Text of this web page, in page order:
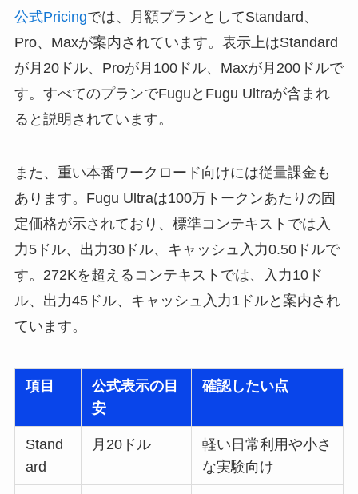
公式Pricingでは、月額プランとしてStandard、
Pro、Maxが案内されています。表示上はStandard
が月20ドル、Proが月100ドル、Maxが月200ドルで
す。すべてのプランでFuguとFugu Ultraが含まれ
ると説明されています。
また、重い本番ワークロード向けには従量課金も
あります。Fugu Ultraは100万トークンあたりの固
定価格が示されており、標準コンテキストでは入
力5ドル、出力30ドル、キャッシュ入力0.50ドルで
す。272Kを超えるコンテキストでは、入力10ド
ル、出力45ドル、キャッシュ入力1ドルと案内され
ています。
項目
公式表示の目
安
確認したい点
Stand
ard
月20ドル
軽い日常利用や小さ
な実験向け